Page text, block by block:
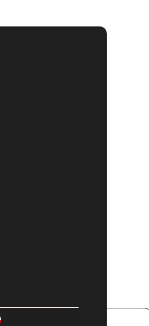
www.chefshop.cz